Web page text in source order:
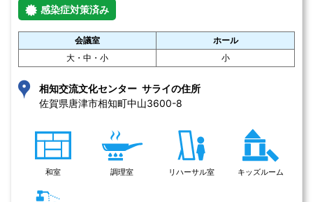
感染症対策済み
会議室
ホール
大・中・小
小
相知交流文化センター サライの住所
佐賀県唐津市相知町中山3600-8
和室 調理室 リハーサル室 キッズルーム